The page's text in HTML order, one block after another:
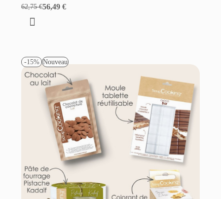
62,75 €56,49 €
-15% Nouveau